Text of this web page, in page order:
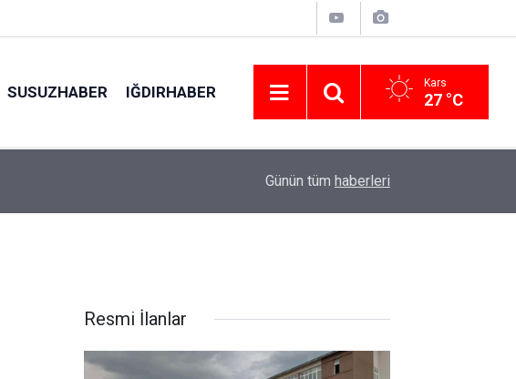
SUSUZHABER IĞDIRHABER Kars
27 °C
Hayat kurtaran manevra
Günün tüm haberleri
Resmi İlanlar